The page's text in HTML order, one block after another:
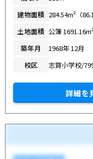
建物面積 284.54m²（
土地面積 公簿
築年月
1968年 12月
校区
志賀小学校/
詳細を